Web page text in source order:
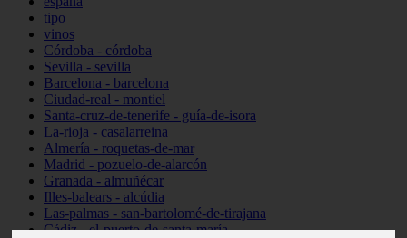
tipo
vinos
Córdoba - córdoba
Sevilla - sevilla
Barcelona - barcelona
Ciudad-real - montiel
Santa-cruz-de-tenerife - guía-de-isora
La-rioja - casalarreina
Almería - roquetas-de-mar
Madrid - pozuelo-de-alarcón
Granada - almuñécar
Illes-balears - alcúdia
Las-palmas - san-bartolomé-de-tirajana
Cádiz - el-puerto-de-santa-maría